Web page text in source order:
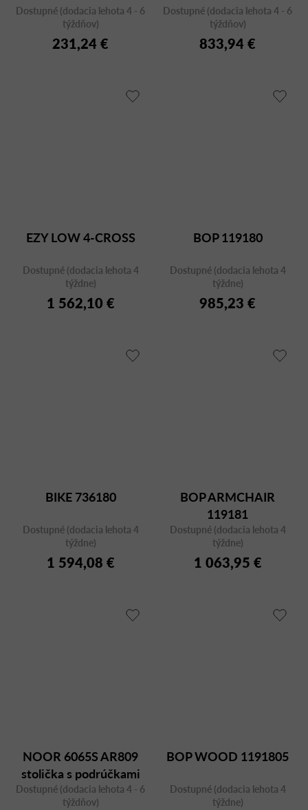
Dostupné (dodacia lehota 4 - 6
týždňov)
231,24 €
Dostupné (dodacia lehota 4 - 6
týždňov)
833,94 €
EZY LOW 4-CROSS
Dostupné (dodacia lehota 4
týždne)
1 562,10 €
BOP 119180
Dostupné (dodacia lehota 4
týždne)
985,23 €
BIKE 736180
Dostupné (dodacia lehota 4
týždne)
1 594,08 €
BOP ARMCHAIR
119181
Dostupné (dodacia lehota 4
týždne)
1 063,95 €
NOOR 6065S AR809
stolička s podrúčkami
Dostupné (dodacia lehota 4 - 6
týždňov)
BOP WOOD 1191805
Dostupné (dodacia lehota 4
týždne)